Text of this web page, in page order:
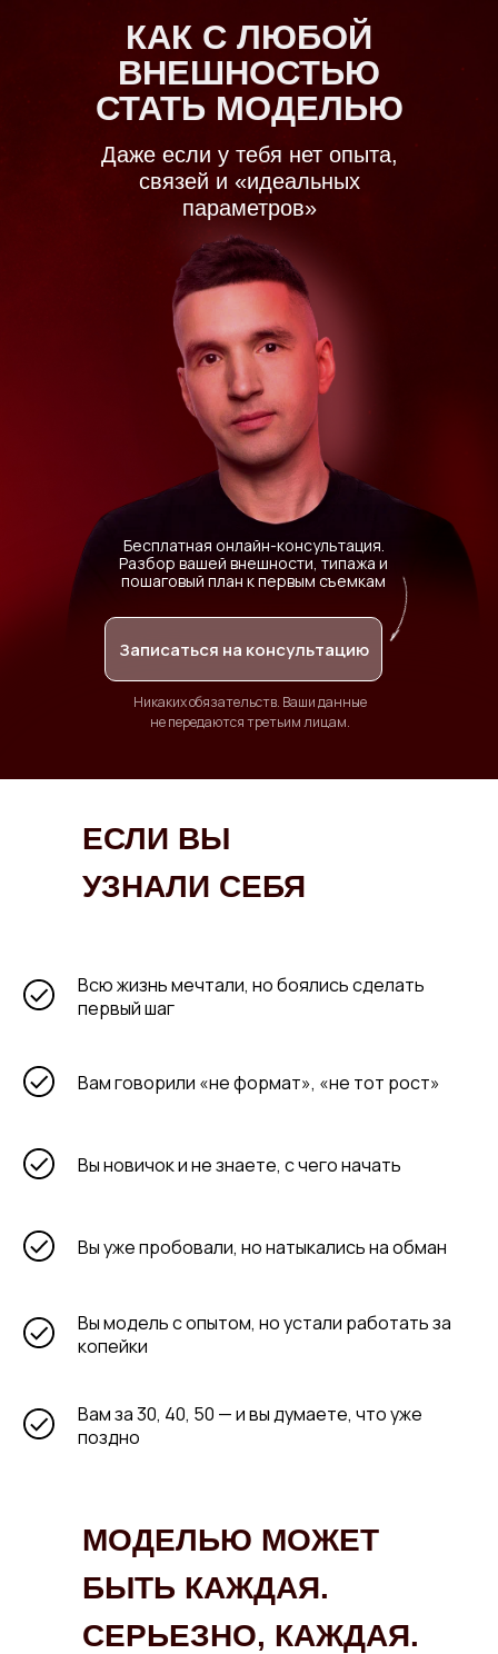
КАК С ЛЮБОЙ
ВНЕШНОСТЬЮ
СТАТЬ МОДЕЛЬЮ
Бесплатная онлайн-консультация.
Разбор вашей внешности, типажа и
пошаговый план к первым съемкам
Записаться на консультацию
Даже если у тебя нет опыта,
связей и «идеальных
параметров»
Никаких обязательств. Ваши данные
не передаются третьим лицам.
ЕСЛИ ВЫ
УЗНАЛИ СЕБЯ
Всю жизнь мечтали, но боялись сделать
первый шаг
Вам говорили «не формат», «не тот рост»
Вы новичок и не знаете, с чего начать
Вы уже пробовали, но натыкались на обман
Вы модель с опытом, но устали работать за
копейки
Вам за 30, 40, 50 — и вы думаете, что уже
поздно
МОДЕЛЬЮ МОЖЕТ
БЫТЬ КАЖДАЯ.
СЕРЬЕЗНО, КАЖДАЯ.